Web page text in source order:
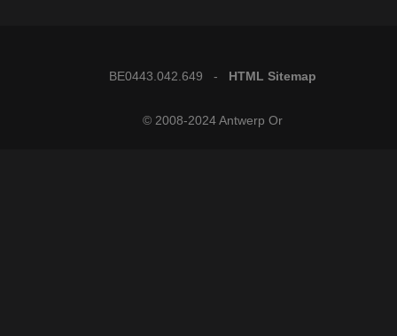
BE0443.042.649 - HTML Sitemap
© 2008-2024 Antwerp Or